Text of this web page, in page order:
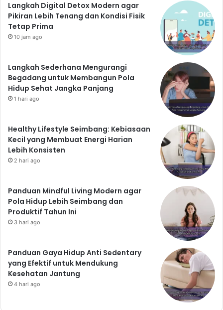
ragu untuk mencari bantuan dari profesional
kesehatan mental. Terapis atau konselor dapat
membantu Anda mengembangkan strategi mengatasi
Kesimpulan: Keuntungan
Hidup Sehat yang Tak
Ternilai
Hidup sehat bukanlah sekadar menghindari penyakit,
tetapi juga kunci untuk mendapatkan tidur nyenyak,
berat badan ideal, dan kehidupan tanpa stres berlebih.
Ketiga aspek ini saling berkaitan dan memengaruhi
kesejahteraan secara keseluruhan. Dengan
menerapkan pola hidup sehat yang meliputi pola
makan seimbang, olahraga teratur, manajemen stres
yang efektif, dan istirahat yang cukup, Anda dapat
menikmati manfaat luar biasa bagi kesehatan fisik dan
mental Anda. Ingatlah bahwa perubahan kecil secara
konsisten dapat memberikan dampak besar dalam
jangka panjang. Mulailah hidup sehat hari ini dan
rasakan perbedaannya!
Langkah Digital Detox Modern agar
Pikiran Lebih Tenang dan Kondisi Fisik
Tetap Prima
10 jam ago
Langkah Sederhana Mengurangi
Begadang untuk Membangun Pola
Hidup Sehat Jangka Panjang
1 hari ago
Healthy Lifestyle Seimbang: Kebiasaan
Kecil yang Membuat Energi Harian
Lebih Konsisten
2 hari ago
Panduan Mindful Living Modern agar
Pola Hidup Lebih Seimbang dan
Produktif Tahun Ini
3 hari ago
Panduan Gaya Hidup Anti Sedentary
yang Efektif untuk Mendukung
Kesehatan Jantung
4 hari ago